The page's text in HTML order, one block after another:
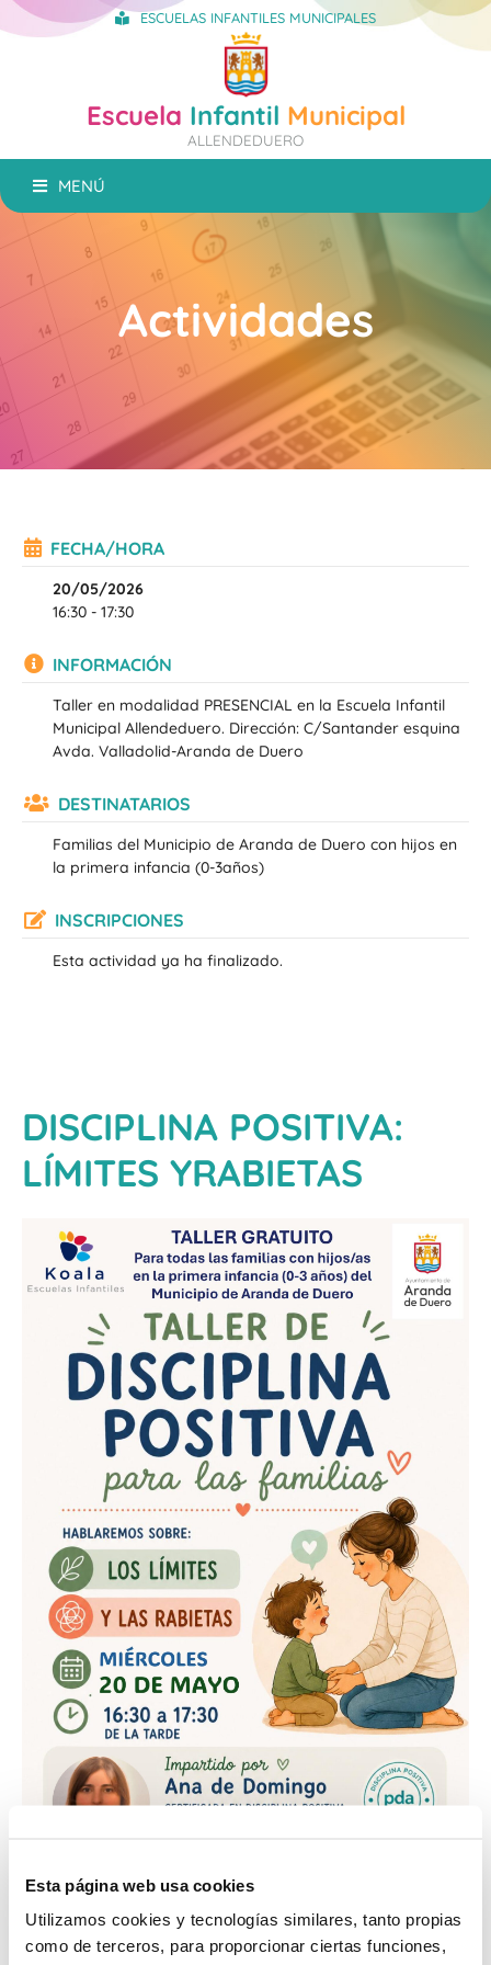
Esta página web usa cookies
Utilizamos cookies y tecnologías similares, tanto propias
como de terceros, para proporcionar ciertas funciones,
ESCUELAS INFANTILES MUNICIPALES
Escuela Infantil Municipal
ALLENDEDUERO
MENÚ
Actividades
FECHA/HORA
20/05/2026
16:30 - 17:30
INFORMACIÓN
Taller en modalidad PRESENCIAL en la Escuela Infantil
Municipal Allendeduero. Dirección: C/Santander esquina
Avda. Valladolid-Aranda de Duero
DESTINATARIOS
Familias del Municipio de Aranda de Duero con hijos en
la primera infancia (0-3años)
INSCRIPCIONES
Esta actividad ya ha finalizado.
DISCIPLINA POSITIVA:
LÍMITES YRABIETAS